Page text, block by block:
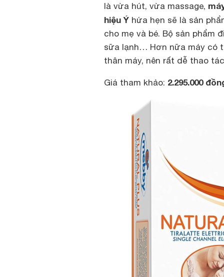
là vừa hút, vừa massage,
hiệu Ý hứa hẹn sẽ là sản
cho mẹ và bé. Bộ sản phẩm
sữa lạnh… Hơn nữa máy có
thân máy, nên rất dễ thao
Giá tham khảo: 2.295.000